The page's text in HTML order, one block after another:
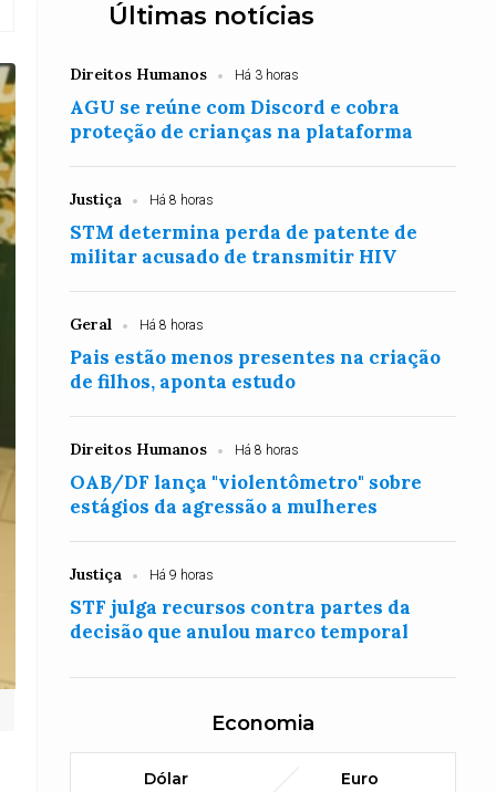
Últimas notícias
Direitos Humanos Há 3 horas
AGU se reúne com Discord e cobra
proteção de crianças na plataforma
Justiça Há 8 horas
STM determina perda de patente de
militar acusado de transmitir HIV
Geral Há 8 horas
Pais estão menos presentes na criação
de filhos, aponta estudo
Direitos Humanos Há 8 horas
OAB/DF lança "violentômetro" sobre
estágios da agressão a mulheres
Justiça Há 9 horas
STF julga recursos contra partes da
decisão que anulou marco temporal
Economia
Dólar
Euro